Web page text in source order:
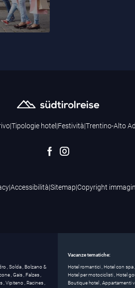
|Tipologie hotel |Festività|Trentino-Alto
|Accessibilità|Sitemap|Copyright
,Solda, Bolzano &
,Gais, Falzes,
,Vipiteno,Racines,
Vacanze tematiche:
Hotel romantici, Hotel con spa,
Hotel per motociclisti, Hotel
Boutique hotel ,Appartamenti